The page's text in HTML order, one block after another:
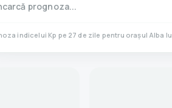
prognoza...
indicelui Kp pe 27 de zile pentru orașul Alba